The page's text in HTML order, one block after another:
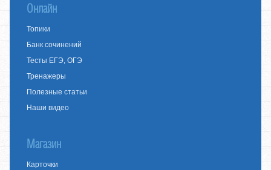
Онлайн
Топики
Банк сочинений
Тесты ЕГЭ, ОГЭ
Тренажеры
Полезные статьи
Наши видео
Магазин
Карточки